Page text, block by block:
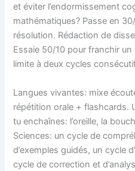
et éviter l’endormissement
mathématiques? Passe en
résolution. Rédaction de
Essaie 50/10 pour franchir
limite à deux cycles
Langues vivantes: mixe
répétition orale + flashcards.
tu enchaînes: l’oreille, la
Sciences: un cycle de
d’exemples guidés, un cycle
cycle de correction et